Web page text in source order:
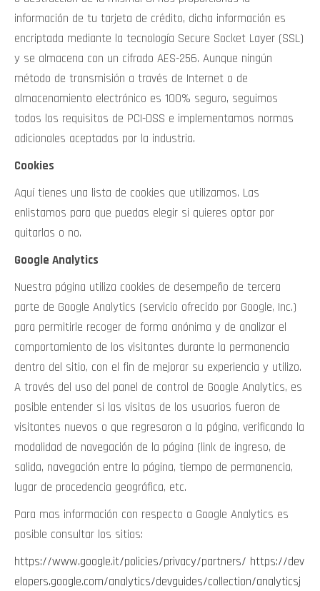
información de tu tarjeta de crédito, dicha información es
encriptada mediante la tecnología Secure Socket Layer (SSL)
y se almacena con un cifrado AES-256. Aunque ningún
método de transmisión a través de Internet o de
almacenamiento electrónico es 100% seguro, seguimos
todos los requisitos de PCI-DSS e implementamos normas
adicionales aceptadas por la industria.
Cookies
Aquí tienes una lista de cookies que utilizamos. Las
enlistamos para que puedas elegir si quieres optar por
quitarlas o no.
Google Analytics
Nuestra página utiliza cookies de desempeño de tercera
parte de Google Analytics (servicio ofrecido por Google, Inc.)
para permitirle recoger de forma anónima y de analizar el
comportamiento de los visitantes durante la permanencia
dentro del sitio, con el fin de mejorar su experiencia y utilizo.
A través del uso del panel de control de Google Analytics, es
posible entender si las visitas de los usuarios fueron de
visitantes nuevos o que regresaron a la página, verificando la
modalidad de navegación de la página (link de ingreso, de
salida, navegación entre la página, tiempo de permanencia,
lugar de procedencia geográfica, etc.
Para mas información con respecto a Google Analytics es
posible consultar los sitios:
https://www.google.it/policies/privacy/partners/ https://dev
elopers.google.com/analytics/devguides/collection/analyticsj